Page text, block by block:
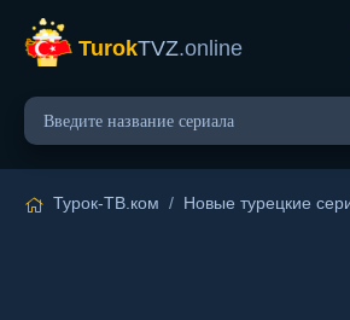
TurokTVZ.online
Турок-ТВ.ком / Новые турецкие